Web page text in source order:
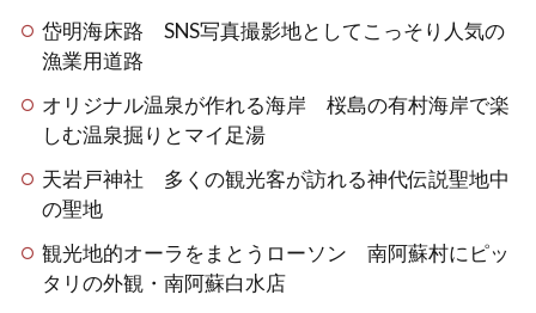
岱明海床路 SNS写真撮影地としてこっそり人気の
漁業用道路
オリジナル温泉が作れる海岸 桜島の有村海岸で楽
しむ温泉掘りとマイ足湯
天岩戸神社 多くの観光客が訪れる神代伝説聖地中
の聖地
観光地的オーラをまとうローソン 南阿蘇村にピッ
タリの外観・南阿蘇白水店